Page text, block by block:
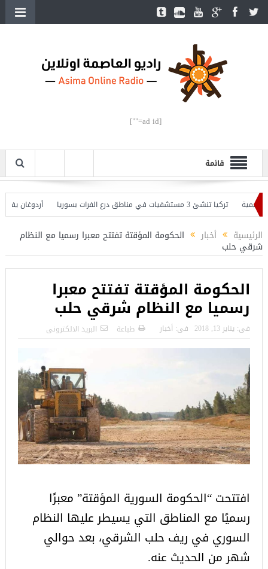
[ad id=""]
قائمة
تركيا تنشئ 3 مستشفيات في مناطق درع الفرات بسوريا
أردوغان يفتتح
الرئيسية أخبار الحكومة المؤقتة تفتتح معبرا رسميا مع النظام
شرقي حلب
الحكومة المؤقتة تفتتح معبرا
رسميا مع النظام شرقي حلب
فى: يناير 13, 2018 فى: أخبار طباعة البريد الالكترونى
افتتحت “الحكومة السورية المؤقتة” معبرًا
رسميًا مع المناطق التي يسيطر عليها النظام
السوري في ريف حلب الشرقي، بعد حوالي
شهر من الحديث عنه.